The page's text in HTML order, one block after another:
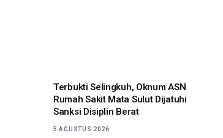
Terbukti Selingkuh, Oknum ASN
Rumah Sakit Mata Sulut Dijatuhi
Sanksi Disiplin Berat
5 AGUSTUS 2026